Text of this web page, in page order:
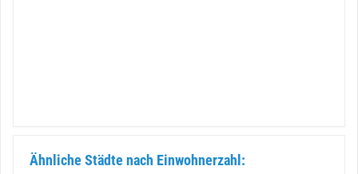
Ähnliche Städte nach Einwohnerzahl: